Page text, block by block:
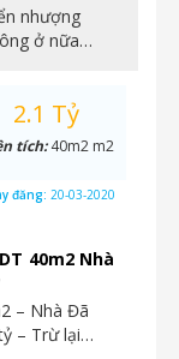
nhượng
ở nữa…
DT 40m2 Nhà
– Nhà Đã
– Trừ lại…
2.1 Tỷ
tích:40m2 m2
đăng: 20-03-2020